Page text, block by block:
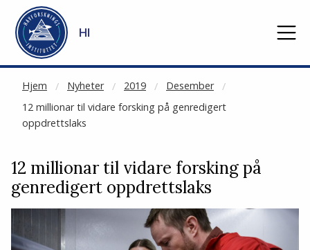
Gå til hovedinnhold
HI
Hjem Nyheter 2019
Desember
12 millionar til vidare forsking på genredigert
oppdrettslaks
NOT CACHED
12 millionar til vidare forsking på
genredigert oppdrettslaks